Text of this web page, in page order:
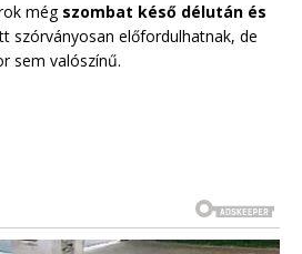
még szombat késő délután és
szórványosan előfordulhatnak, de
sem valószínű.